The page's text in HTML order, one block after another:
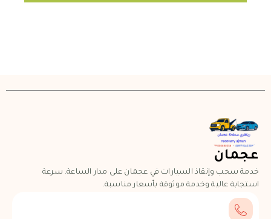
عجمان
خدمة سحب وإنقاذ السيارات في عجمان على مدار الساعة. سرعة
استجابة عالية وخدمة موثوقة بأسعار مناسبة.